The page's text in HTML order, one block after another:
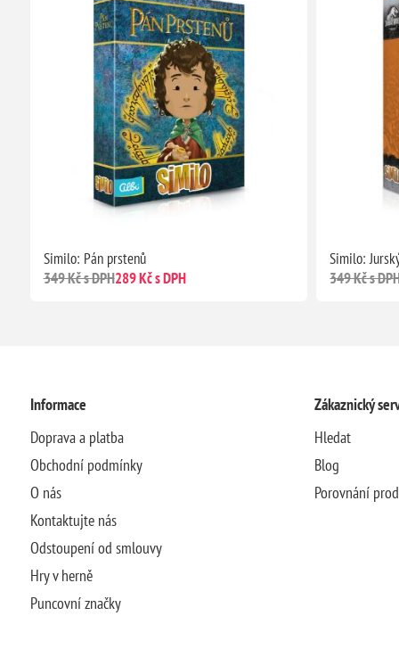
Similo: Pán prstenů
349 Kč s DPH289 Kč s DPH
Similo:
349 Kč s
Informace
Doprava a platba
Obchodní podmínky
O nás
Kontaktujte nás
Odstoupení od smlouvy
Hry v herně
Puncovní značky
Zákaznický
Hledat
Blog
Porovnání